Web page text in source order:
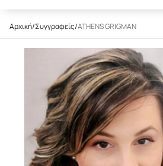
Αρχική/Συγγραφείς/ATHENS GRIGMAN